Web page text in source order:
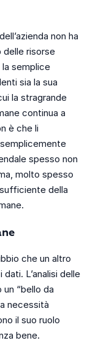
non ha
delle risorse
semplice
sia la sua
la stragrande
continua a
è che li
spesso non
molto spesso
della
che un altro
L’analisi delle
“bello da
necessità
il suo ruolo
bene.